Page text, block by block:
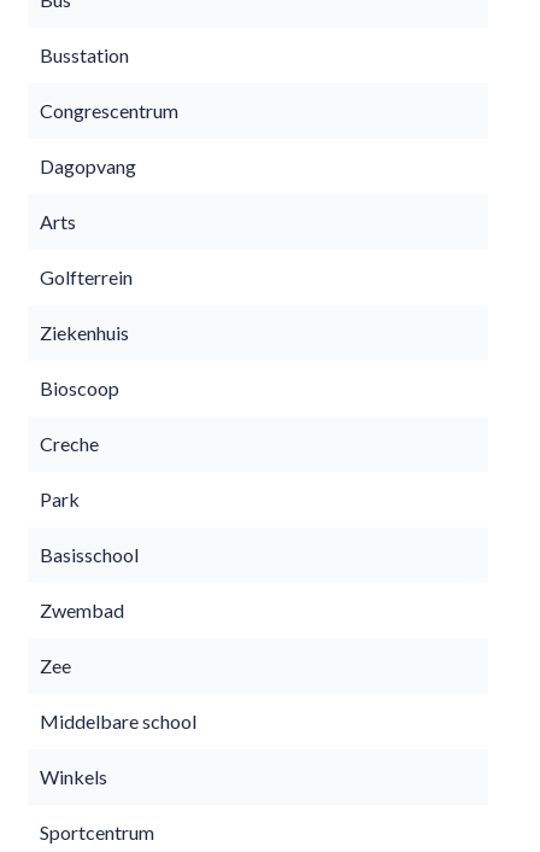
Busstation
Congrescentrum
Dagopvang
Arts
Golfterrein
Ziekenhuis
Bioscoop
Creche
Park
Basisschool
Zwembad
Zee
Middelbare school
Winkels
Sportcentrum